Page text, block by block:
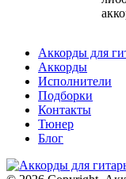
Аккорды для
Аккорды
Исполнители
Подборки
Контакты
Тюнер
Блог